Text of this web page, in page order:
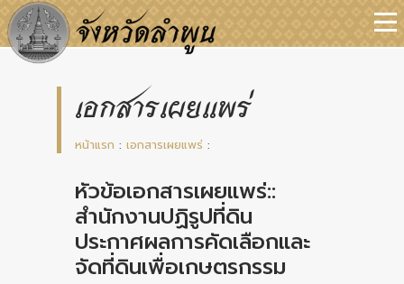
เอกสารเผยแพร่
หน้าแรก : เอกสารเผยแพร่ :
หัวข้อเอกสารเผยแพร่::
สำนักงานปฏิรูปที่ดิน
ประกาศผลการคัดเลือกและ
จัดที่ดินเพื่อเกษตรกรรม